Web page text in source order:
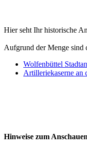
Hier seht Ihr historische
Aufgrund der Menge sind
Wolfenbüttel
Artilleriekaserne an
Hinweise zum